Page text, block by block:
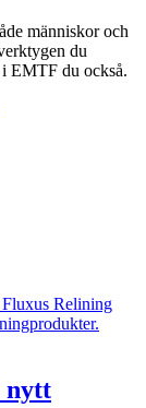
människor och
du
EMTF du också.
Relining
nytt